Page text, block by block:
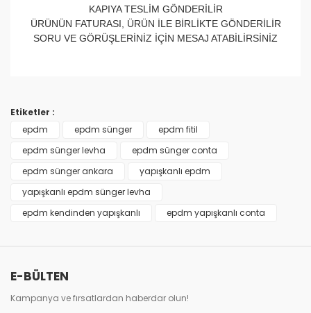
KAPIYA TESLİM GÖNDERİLİR
ÜRÜNÜN FATURASI, ÜRÜN İLE BİRLİKTE GÖNDERİLİR
SORU VE GÖRÜŞLERİNİZ İÇİN MESAJ ATABİLİRSİNİZ
formunu kullanarak tarafımıza iletebilirsiniz.
Ürün resmi kalitesiz, bozuk veya görüntülenemiyor.
Ürün açıklamasında eksik bilgiler bulunuyor.
Ürün bilgilerinde hatalar bulunuyor.
Ürün fiyatı diğer sitelerden daha pahalı.
10 mm (1 cm) kalınlığındadır
Eni 1 mt boyu 3 mt dir
Etiketler :
epdm
epdm sünger
epdm fitil
epdm sünger levha
epdm sünger conta
epdm sünger ankara
yapışkanlı epdm
yapışkanlı epdm sünger levha
epdm kendinden yapışkanlı
epdm yapışkanlı conta
E-BÜLTEN
Kampanya ve fırsatlardan haberdar olun!